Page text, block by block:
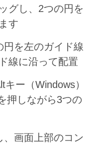
グし、2つの円を
す
円を左のガイド線
線に沿って配置
キー（Windows）
押しながら3つの
、画面上部のコン